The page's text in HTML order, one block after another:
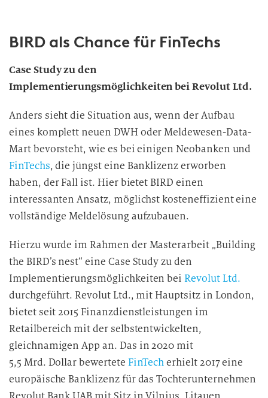
BIRD als Chance für FinTechs
Case Study zu den
Implementierungsmöglichkeiten bei Revolut Ltd.
Anders sieht die Situation aus, wenn der Aufbau
eines komplett neuen DWH oder Meldewesen-Data-
Mart bevorsteht, wie es bei einigen Neobanken und
FinTechs, die jüngst eine Banklizenz erworben
haben, der Fall ist. Hier bietet BIRD einen
interessanten Ansatz, möglichst kosteneffizient eine
vollständige Meldelösung aufzubauen.
Hierzu wurde im Rahmen der Masterarbeit „Building
the BIRD’s nest“ eine Case Study zu den
Implementierungsmöglichkeiten beiRevolut Ltd.
durchgeführt. Revolut Ltd., mit Hauptsitz in London,
bietet seit 2015 Finanzdienstleistungen im
Retailbereich mit der selbstentwickelten,
gleichnamigen App an. Das in 2020 mit
5,5 Mrd. Dollar bewertete FinTecherhielt 2017 eine
europäische Banklizenz für das Tochterunternehmen